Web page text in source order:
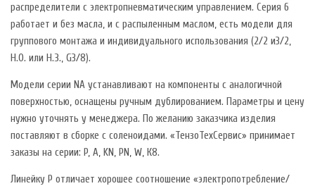
распределители с электропневматическим управлением. Серия 6
работает и без масла, и с распыленным маслом, есть модели для
группового монтажа и индивидуального использования (2/2 и3/2,
Н.О. или Н.З., G3/8).
Модели серии NA устанавливают на компоненты с аналогичной
поверхностью, оснащены ручным дублированием. Параметры и цену
нужно уточнять у менеджера. По желанию заказчика изделия
поставляют в сборке с соленоидами. «ТензоТехСервис» принимает
заказы на серии: P, A, KN, PN, W, К8.
Линейку P отличает хорошее соотношение «электропотребление/